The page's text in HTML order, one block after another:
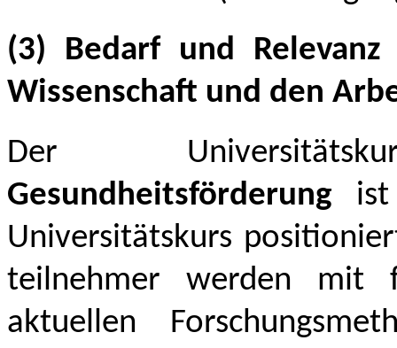
(3) Bedarf und
Wissenschaft und den
Der
Gesundheitsförderung
Universitätskurs
teilnehmer werden mit
aktuellen